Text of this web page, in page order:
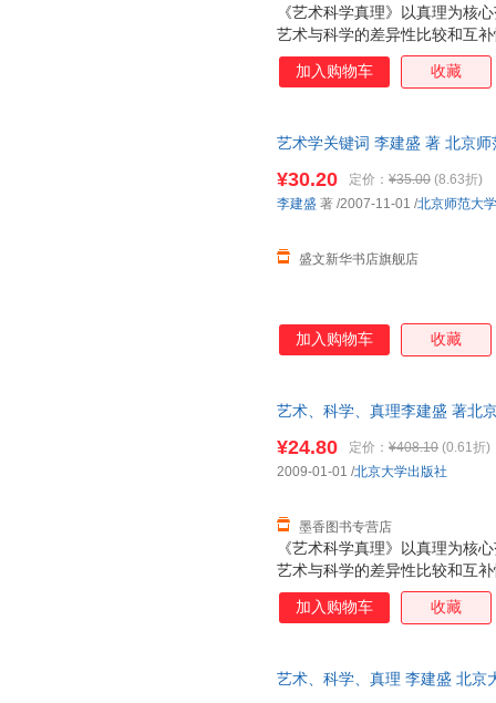
《艺术科学真理》以真理为核
艺术与科学的差异性比较和互
背景，以杰出艺术家与伟大科
术、科学与真理的关系的对立
以对立性的观点理解艺术与科
术科学真理》由导论和八章构
科学真理的经验、艺术与科学
加入购物车 收藏
艺术学关键词 李建盛 著 北京
¥30.20 定价： ¥35.00 (8.63折)
盛文新华书店旗舰店
李建盛 著 /2007-11-01 /北京师范大
加入购物车 收藏
艺术、科学、真理李建盛 著北
《艺术科学真理》以真理为核
艺术与科学的差异性比较和互
背景，以杰出艺术家与伟大科
术、科学与真理的关系的对立
以对立性的观点理解艺术与科
¥24.80 定价： ¥408.10 (0.61折)
墨香图书专营店
2009-01-01 /北京大学出版社
加入购物车 收藏
艺术、科学、真理 李建盛 北京